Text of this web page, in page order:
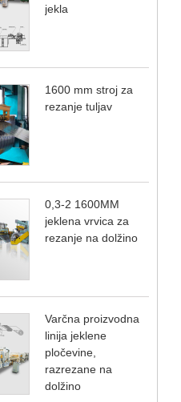
jekla
1600 mm stroj za
rezanje tuljav
0,3-2 1600MM
jeklena vrvica za
rezanje na dolžino
Varčna proizvodna
linija jeklene
pločevine,
razrezane na
dolžino